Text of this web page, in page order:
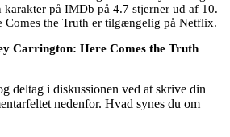
karakter på IMDb på 4.7 stjerner ud af 10.
Comes the Truth er tilgængelig på Netflix.
Carrington: Here Comes the Truth
deltag i diskussionen ved at skrive din
nedenfor. Hvad synes du om